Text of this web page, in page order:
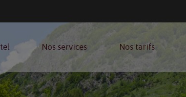
Nos services Nos tarifs